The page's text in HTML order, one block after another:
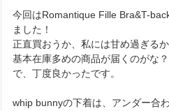
今回はRomantique Fille Bra&T-
ました！
正直買おうか、私には甘め過ぎる
基本在庫多めの商品が届くのがな
で、丁度良かったです。
whip bunnyの下着は、アンダー合